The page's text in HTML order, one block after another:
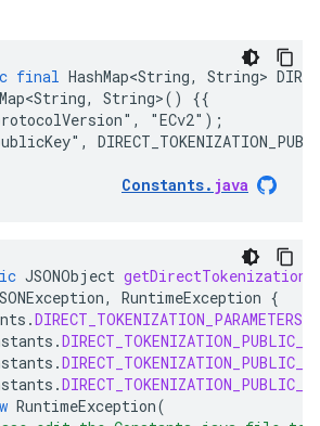
final HashMap<String, String>
, String>()
{{
"ECv2");
Constants. java
JSONObject
, RuntimeException {
.DIRECT_TOKENIZATION_PARAMETERS
.
.
.
RuntimeException(